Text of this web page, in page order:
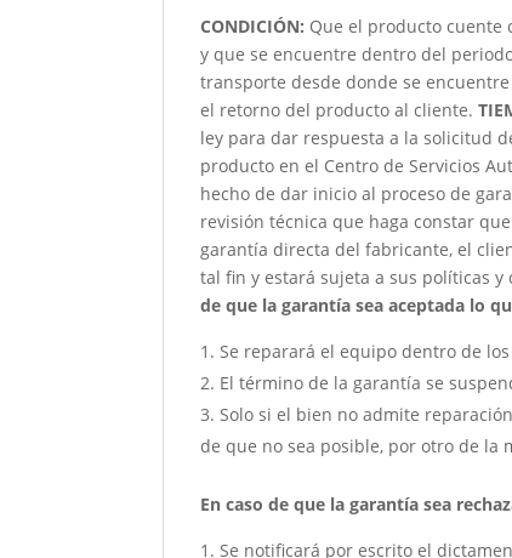
CONDICIÓN: Que el producto cuente
y que se encuentre dentro del
transporte desde donde se
el retorno del producto al cliente.
ley para dar respuesta a la solicitud
producto en el Centro de Servicios
hecho de dar inicio al proceso de
revisión técnica que haga constar
garantía directa del fabricante, el
tal fin y estará sujeta a sus políticas
de que la garantía sea aceptada lo
Se reparará el equipo dentro de
El término de la garantía se
Solo si el bien no admite
de que no sea posible, por otro de la
En caso de que la garantía sea
Se notificará por escrito el